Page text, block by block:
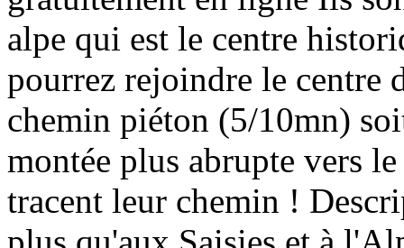
alpe qui est le centre
pourrez rejoindre le centre
chemin piéton (5/10mn)
montée plus abrupte vers
tracent leur chemin !